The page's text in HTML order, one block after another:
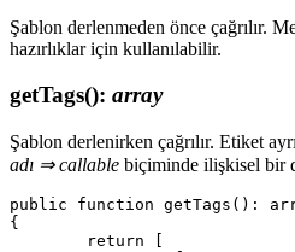
Şablon derlenmeden önce çağrılır.
hazırlıklar için kullanılabilir.
getTags(): array
Şablon derlenirken çağrılır. Etiket
adı ⇒ callable biçiminde ilişkisel bir
public function getTags():
{